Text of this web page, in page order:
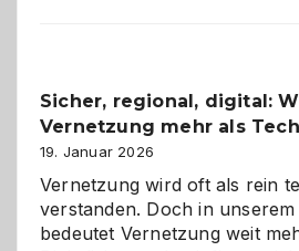
ein
dreifaches
Alaaf!
Sicher, regional, digital:
Vernetzung mehr als
19. Januar 2026
Vernetzung wird oft als rein
verstanden. Doch in
bedeutet Vernetzung weit